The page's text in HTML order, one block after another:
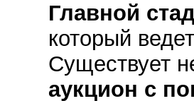
Главной
который
Существует
аукцион с